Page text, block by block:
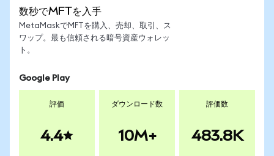
数秒でMFTを入手
MetaMaskでMFTを購入、売却、取引、ス
ワップ。最も信頼される暗号資産ウォレッ
ト。
Google Play
評価
4.4
ダウンロード数
10M+
評価数
483.8K